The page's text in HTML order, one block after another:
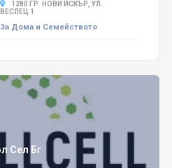
1280 ГР. НОВИ ИСКЪР, УЛ.
ВЕСЛЕЦ 1
За Дома и Семейството
Сел Бг